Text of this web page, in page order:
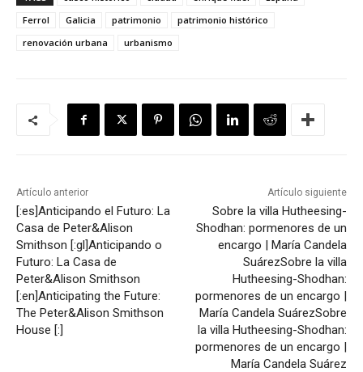
Ferrol
Galicia patrimonio
patrimonio histórico
renovación urbana
urbanismo
Artículo anterior
[:es]Anticipando el Futuro: La
Casa de Peter&Alison
Smithson [:gl]Anticipando o
Futuro: La Casa de
Peter&Alison Smithson
[:en]Anticipating the Future:
The Peter&Alison Smithson
House [:]
Artículo siguiente
Sobre la villa Hutheesing-
Shodhan: pormenores de un
encargo | María Candela
SuárezSobre la villa
Hutheesing-Shodhan:
pormenores de un encargo |
María Candela SuárezSobre
la villa Hutheesing-Shodhan:
pormenores de un encargo |
María Candela Suárez